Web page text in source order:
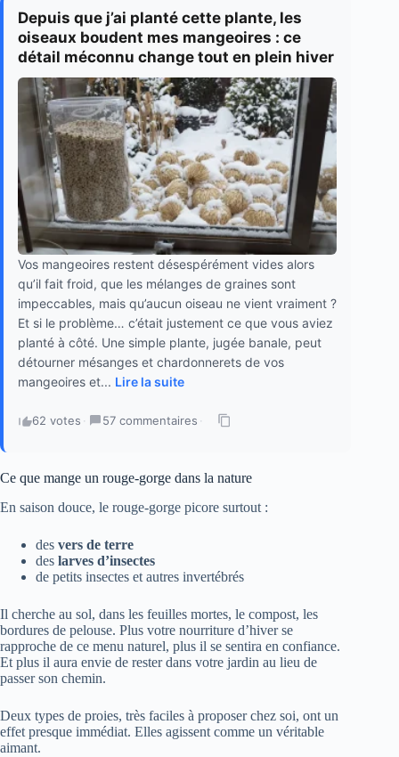
Depuis que j’ai planté cette plante, les
oiseaux boudent mes mangeoires : ce
détail méconnu change tout en plein hiver
Vos mangeoires restent désespérément vides alors
qu’il fait froid, que les mélanges de graines sont
impeccables, mais qu’aucun oiseau ne vient vraiment ?
Et si le problème… c’était justement ce que vous aviez
planté à côté. Une simple plante, jugée banale, peut
détourner mésanges et chardonnerets de vos
mangeoires et... Lire la suite
62 votes · 57 commentaires ·
Ce que mange un rouge-gorge dans la nature
En saison douce, le rouge-gorge picore surtout :
des vers de terre
des larves d’insectes
de petits insectes et autres invertébrés
Il cherche au sol, dans les feuilles mortes, le compost, les
bordures de pelouse. Plus votre nourriture d’hiver se
rapproche de ce menu naturel, plus il se sentira en confiance.
Et plus il aura envie de rester dans votre jardin au lieu de
passer son chemin.
Deux types de proies, très faciles à proposer chez soi, ont un
effet presque immédiat. Elles agissent comme un véritable
aimant.